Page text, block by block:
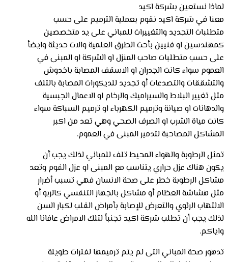
لماذا نستعين بشركة اكيد
معنا في شركة اكيد نقوم بعملية الترميم على حسب
متطلبات التجديد والتغييرات للمباني على يد متخصصين
كمهندسين او فنيين بأحث الطرق العلمية والات حديثة وايضأ
على حسب متطلبات صاحب المنزل او الشركة او المبنى في
العموم سواء كانت الجدران او الاسقف المصابة باخدوش
والتشققات والتصدعات أو تجديد للديكورات المصابة بالتلف
مثل تغيير البلاط والسيراميك والرخام او الاعمال الجبسية
والدهانات او صيانة وترميم الكهرباء او ترميم السباكة سواء
كانت مياة الشرب او الصرف الصحي وهي تعد من اكبر
المشاكل المصاحبة لتدمير المبنى في العموم.
تمثل الرطوبة والهواء المحيط تلف للمباني لذلك يجب أن
يكون هناك عزل حراري يتناسب مع المبنى او عزل الفوم وتعد
مشاكل الرطوبة خطر على صحة الانسان فهي تسبب أضرار
مثل هشاشة العظام أو مشاكل بالجهاز التنفسي كالربو أو
الالتهاب الرئوي والتعرض للإصابة بأمراض القلب لكبار السن
لذلك يجب أن تطلب شركة اكيد تجنباً لتلك الامراض عافانا الله
واياكم.
تدهور صحة المباني التى لم يتم ترميمها لفترات طويلة